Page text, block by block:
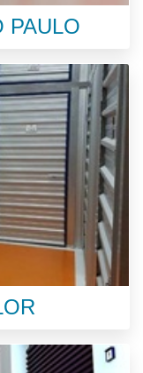
PAULO